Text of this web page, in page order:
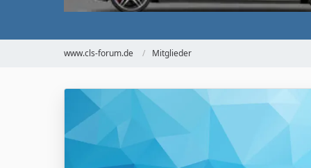
www.cls-forum.de Mitglieder